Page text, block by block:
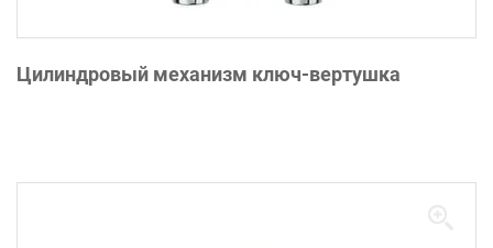
Цилиндровый механизм ключ-вертушка